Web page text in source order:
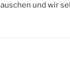
und wir